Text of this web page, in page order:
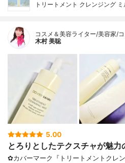
トリートメント クレンジング ミ
コスメ＆美容ライター/美容家/
木村 美聡
5.00
とろりとしたテクスチャが魅力
✿カバーマーク『トリートメントクレ